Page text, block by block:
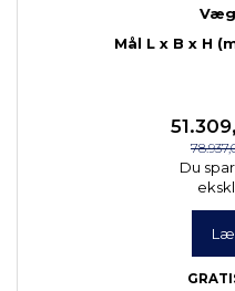
Mål L x B x H
Du